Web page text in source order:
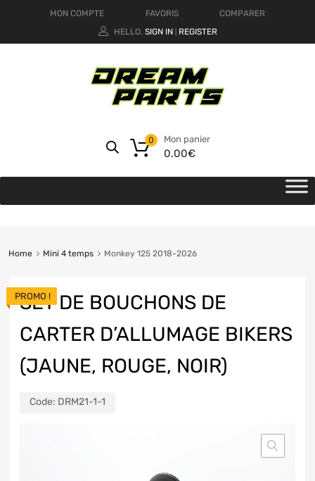
MON COMPTE FAVORIS
COMPARER
HELLO. SIGN IN REGISTER
Mon panier
0.00€
0
Home Mini 4 temps Monkey 125 2018-2026
SET DE BOUCHONS DE
CARTER D’ALLUMAGE BIKERS
(JAUNE, ROUGE, NOIR)
Code: DRM21-1-1
PROMO !